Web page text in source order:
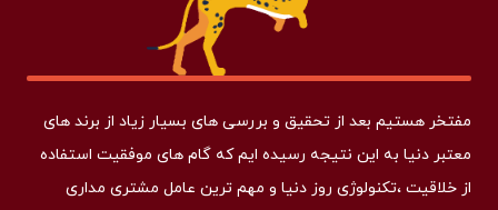
مفتخر هستیم بعد از تحقیق و بررسی های بسیار زیاد از برند های
معتبر دنیا به این نتیجه رسیده ایم که گام های موفقیت استفاده
از خلاقیت ،تکنولوژی روز دنیا و مهم ترین عامل مشتری مداری